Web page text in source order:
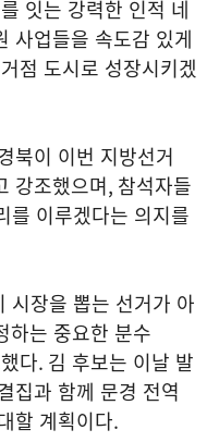
잇는 강력한 인적 네
사업들을 속도감 있게
점 도시로 성장시키겠
북이 이번 지방선거
강조했으며, 참석자들
를 이루겠다는 의지를
시장을 뽑는 선거가 아
하는 중요한 분수
다. 김 후보는 이날 발
집과 함께 문경 전역
할 계획이다.